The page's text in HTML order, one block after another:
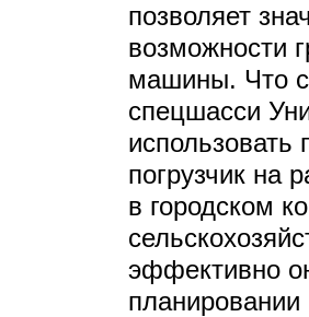
позволяет
возможности
машины. Что
спецшасси
использовать
погрузчик на
в городском
эффективно
планировании